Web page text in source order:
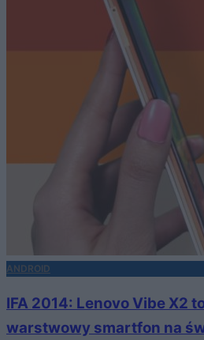
ANDROID
IFA 2014: Lenovo Vibe X2
warstwowy smartfon na